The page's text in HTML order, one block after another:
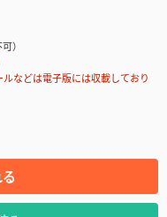
）
などは電子版には収載しており